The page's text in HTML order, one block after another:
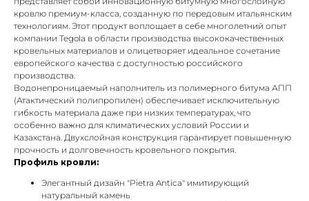
кровлю премиум-класса, созданную по передовым итальянским
технологиям. Этот продукт воплощает в себе многолетний опыт
компании Tegola в области производства высококачественных
кровельных материалов и олицетворяет идеальное сочетание
европейского качества с доступностью российского
производства.
Водонепроницаемый наполнитель из полимерного битума АПП
(Атактический полипропилен) обеспечивает исключительную
гибкость материала даже при низких температурах, что
особенно важно для климатических условий России и
Казахстана. Двухслойная конструкция гарантирует повышенную
прочность и долговечность кровельного покрытия.
Профиль кровли:
Элегантный дизайн "Pietra Antica" имитирующий
натуральный камень